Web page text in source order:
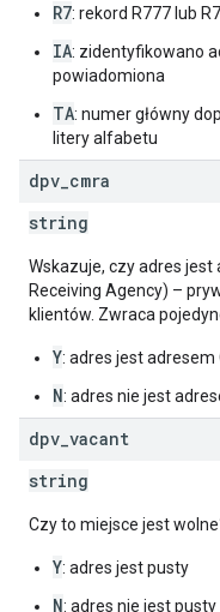
R7: rekord R777 lub
IA: zidentyfikowano
powiadomiona
TA: numer główny
litery alfabetu
dpv cmra
string
Wskazuje, czy adres jest
Receiving Agency) –
klientów. Zwraca
Y: adres jest adresem
N: adres nie jest
dpv vacant
string
Czy to miejsce jest
Y: adres jest pusty
N: adres nie jest pusty